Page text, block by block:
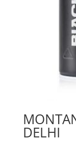
DELHI